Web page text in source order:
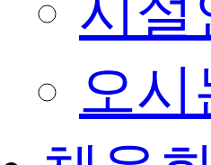
오시